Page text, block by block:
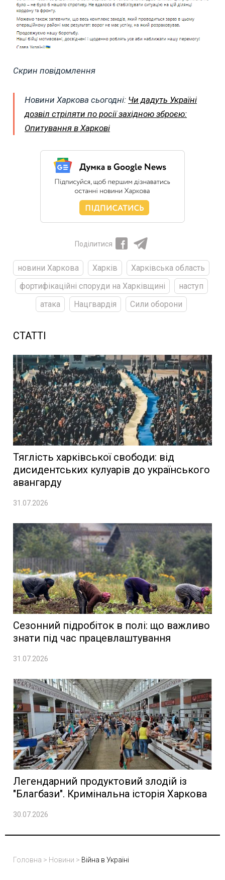
Скрин повідомлення
Новини Харкова сьогодні: Чи дадуть Україні
дозвіл стріляти по росії західною зброєю:
Опитування в Харкові
Поділитися
новини Харкова Харків
Харківська область
фортифікаційні споруди на Харківщині
наступ
атака
Нацгвардія Сили оборони
СТАТТІ
Тяглість харківської свободи: від
дисидентських кулуарів до українського
авангарду
31.07.2026
Сезонний підробіток в полі: що важливо
знати під час працевлаштування
31.07.2026
Легендарний продуктовий злодій із
"Благбази". Кримінальна історія Харкова
30.07.2026
Головна > Новини > Війна в Україні